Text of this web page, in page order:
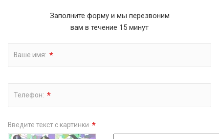
Заполните форму и мы перезвоним
вам в течение 15 минут
Ваше имя: *
Телефон: *
Введите текст с картинки *